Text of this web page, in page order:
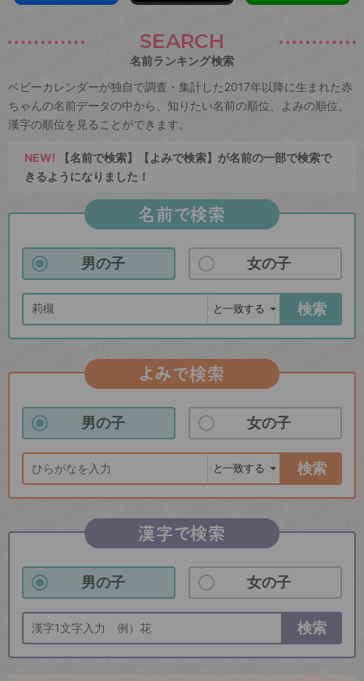
SEARCH
名前ランキング検索
ベビーカレンダーが独自で調査・集計した2017年以降に生まれた赤
ちゃんの名前データの中から、知りたい名前の順位、よみの順位、
漢字の順位を見ることができます。
NEW! 【名前で検索】【よみで検索】が名前の一部で検索で
きるようになりました！
名前で検索
男の子 女の子
検索
よみで検索
男の子 女の子
検索
漢字で検索
男の子 女の子
検索